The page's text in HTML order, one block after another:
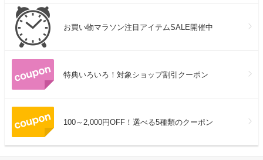
お買い物マラソン注目アイテムSALE開催中
特典いろいろ！対象ショップ割引クーポン
100～2,000円OFF！選べる5種類のクーポン